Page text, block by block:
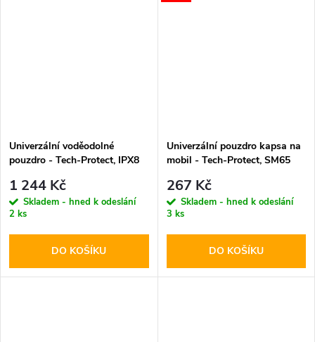
Univerzální voděodolné
pouzdro - Tech-Protect, IPX8
Orange
1 244 Kč
Skladem - hned k odeslání
2 ks
DO KOŠÍKU
Univerzální pouzdro kapsa na
mobil - Tech-Protect, SM65
267 Kč
Skladem - hned k odeslání
3 ks
DO KOŠÍKU